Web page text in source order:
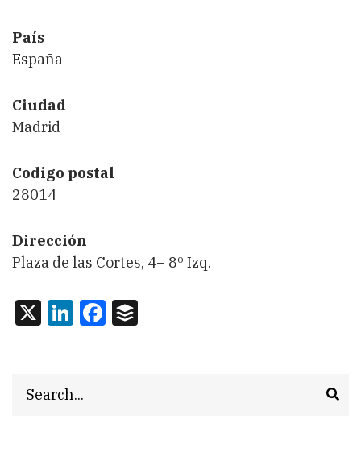
País
España
Ciudad
Madrid
Codigo postal
28014
Dirección
Plaza de las Cortes, 4– 8º Izq.
X LinkedIn
Facebook